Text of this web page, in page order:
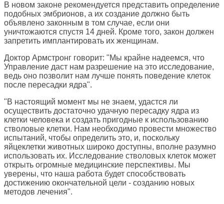
В новом законе рекомендуется представить определение
подобных эмбрионов, а их создание должно быть
объявлено законным в том случае, если они
уничтожаются спустя 14 дней. Кроме того, закон должен
запретить имплантировать их женщинам.
Доктор Армстронг говорит: "Мы крайне надеемся, что
Управление даст нам разрешение на это исследование,
ведь оно позволит нам лучше понять поведение клеток
после пересадки ядра".
"В настоящий момент мы не знаем, удастся ли
осуществить достаточно удачную пересадку ядра из
клетки человека и создать пригодные к использованию
стволовые клетки. Нам необходимо провести множество
испытаний, чтобы определить это, и, поскольку
яйцеклетки животных широко доступны, вполне разумно
использовать их. Исследование стволовых клеток может
открыть огромные медицинские перспективы. Мы
уверены, что наша работа будет способствовать
достижению окончательной цели - созданию новых
методов лечения".